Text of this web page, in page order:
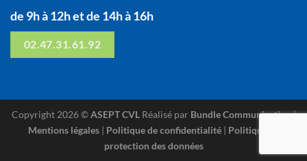
de 9h à 12h et de 14h à 16h
02.47.31.61.92
Copyright 2026 ©ASEPT CVLRéalisé par Bundle Communication|
Mentions légales| Politique de confidentialité| Politique de
protection des données